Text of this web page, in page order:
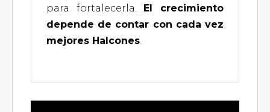
para fortalecerla.
El crecimiento
depende de contar con cada vez
mejores Halcones.